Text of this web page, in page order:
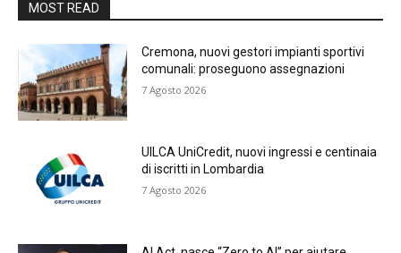
MOST READ
Cremona, nuovi gestori impianti sportivi
comunali: proseguono assegnazioni
7 Agosto 2026
UILCA UniCredit, nuovi ingressi e centinaia
di iscritti in Lombardia
7 Agosto 2026